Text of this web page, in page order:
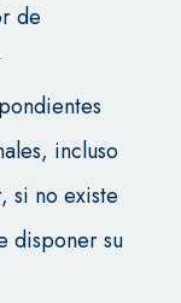
de
incluso
si no existe
disponer su